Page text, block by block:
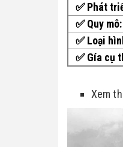
✅ Phát
✅ Quy mô:
✅Loại
✅ Gía cụ
Xem